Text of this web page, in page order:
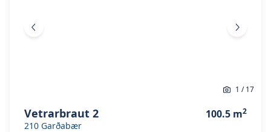
Fyrri mynd Næsta
1 /17
Vetrarbraut 2
210 Garðabær
100.5 m2